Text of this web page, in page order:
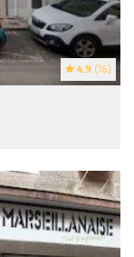
4.9 (16)